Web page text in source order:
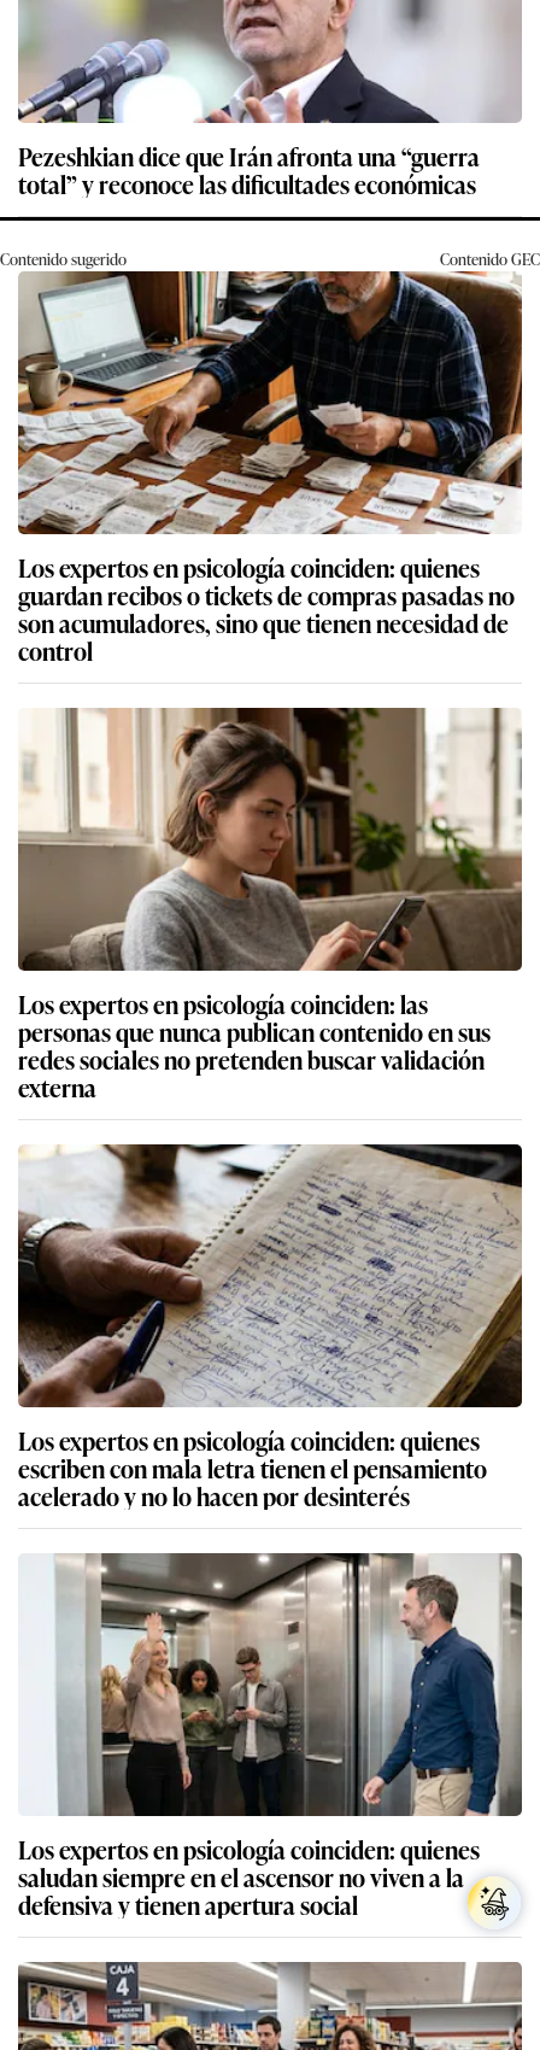
Pezeshkian dice que Irán afronta una “guerra
total” y reconoce las dificultades económicas
Contenido sugerido ContenidoGEC
Los expertos en psicología coinciden: quienes
guardan recibos o tickets de compras pasadas no
son acumuladores, sino que tienen necesidad de
control
Los expertos en psicología coinciden: las
personas que nunca publican contenido en sus
redes sociales no pretenden buscar validación
externa
Los expertos en psicología coinciden: quienes
escriben con mala letra tienen el pensamiento
acelerado y no lo hacen por desinterés
Los expertos en psicología coinciden: quienes
saludan siempre en el ascensor no viven a la
defensiva y tienen apertura social